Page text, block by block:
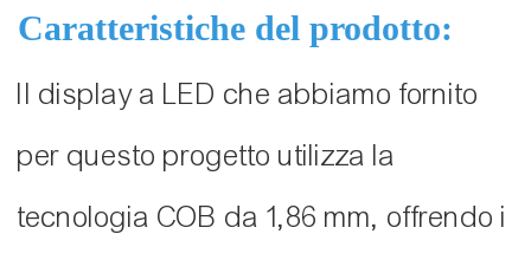
Caratteristiche del prodotto:
Il display a LED che abbiamo fornito
per questo progetto utilizza la
tecnologia COB da 1,86 mm, offrendo i